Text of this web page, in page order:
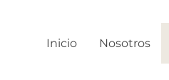
Inicio Nosotros